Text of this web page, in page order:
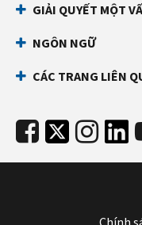
GIẢI QUYẾT MỘT
NGÔN NGỮ
CÁC TRANG LIÊN